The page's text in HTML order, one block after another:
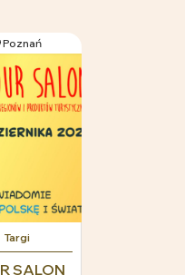
Poznań
Targi
SALON